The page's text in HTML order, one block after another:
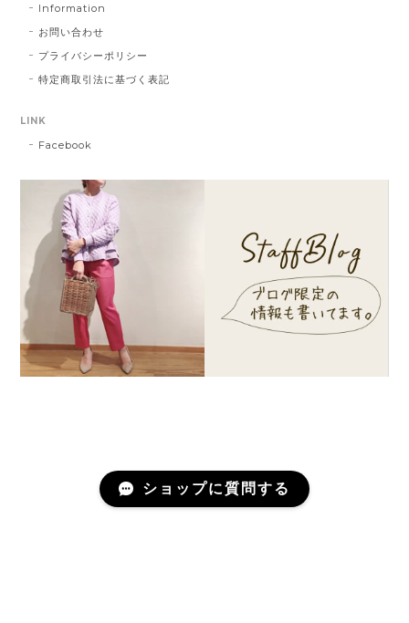
Information
お問い合わせ
プライバシーポリシー
特定商取引法に基づく表記
LINK
Facebook
ショップに質問する